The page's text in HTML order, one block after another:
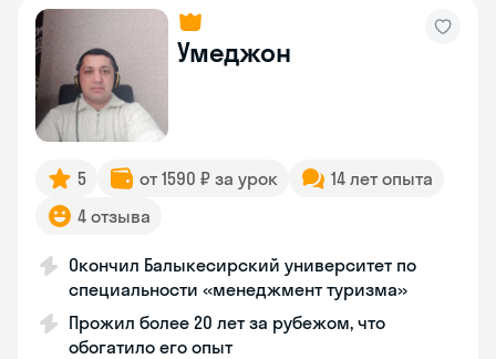
Умеджон
5 от 1590 ₽ за урок
14 лет опыта
4 отзыва
Окончил Балыкесирский университет по
специальности «менеджмент туризма»
Прожил более 20 лет за рубежом, что
обогатило его опыт